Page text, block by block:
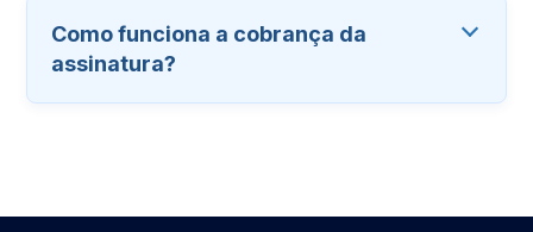
Como funciona a cobrança da
assinatura?